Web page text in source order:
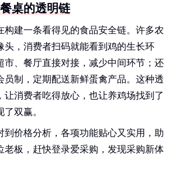
桌的透明链
构建一条看得见的食品安全链。许多农
头，消费者扫码就能看到鸡的生长环
市、餐厅直接对接，减少中间环节；还
员制，定期配送新鲜蛋禽产品。这种透
让消费者吃得放心，也让养鸡场找到了
双赢。
到价格分析，各项功能贴心又实用，助
老板，赶快登录爱采购，发现采购新体